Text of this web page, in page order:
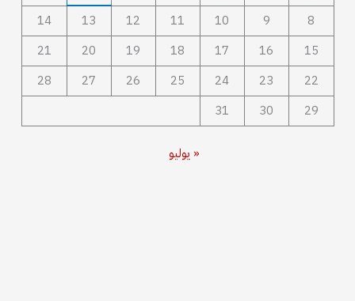
8
9
10
11
12
13
14
15
16
17
18
19
20
21
22
23
24
25
26
27
28
29
30
31
« يوليو